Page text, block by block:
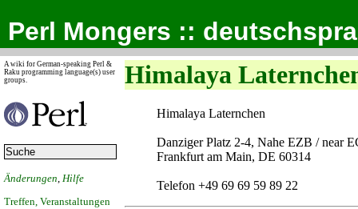
Perl Mongers ::
A wiki for German-speaking Perl &
Raku programming language(s) user
groups.
Änderungen Hilfe
Treffen, Veranstaltungen
Himalaya
Himalaya Laternchen
Danziger Platz 2-4, Nahe EZB / near
Frankfurt am Main, DE 60314
Telefon +49 69 69 59 89 22